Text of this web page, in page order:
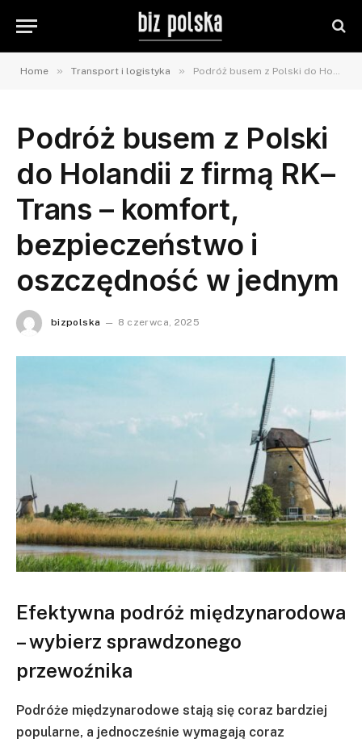
Home » Transport i logistyka » Podróż busem z Polski do Holandii z firmą RK–Trans – komfort, bezpieczeństwo i oszczędność w jednym
Podróż busem z Polski
do Holandii z firmą RK–
Trans – komfort,
bezpieczeństwo i
oszczędność w jednym
bizpolska 8 czerwca, 2025
Efektywna podróż międzynarodowa
– wybierz sprawdzonego
przewoźnika
Podróże międzynarodowe stają się coraz bardziej
popularne, a jednocześnie wymagają coraz